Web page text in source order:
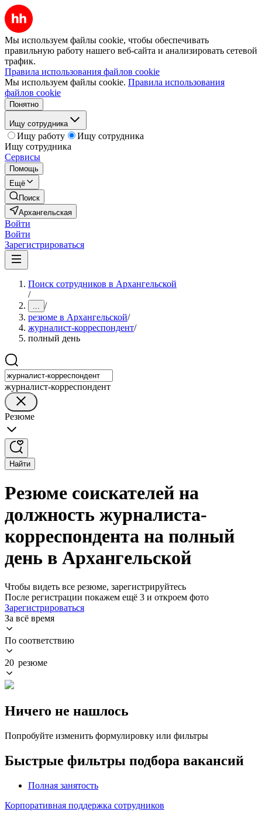
Мы используем файлы cookie, чтобы обеспечивать
правильную работу нашего веб-сайта и анализировать сетевой
трафик.
Правила использования файлов cookie
Мы используем файлы cookie. Правила использования
файлов cookie
Понятно
Ищу сотрудника
Ищу работу
Ищу сотрудника
Ищу сотрудника
Сервисы
Помощь
Ещё
Поиск
Архангельская
Войти
Войти
Зарегистрироваться
Поиск сотрудников в Архангельской
/
... /
резюме в Архангельской/
журналист-корреспондент/
полный день
журналист-корреспондент
Резюме
Найти
Резюме соискателей на
должность журналиста-
корреспондента на полный
день в Архангельской
Чтобы видеть все резюме, зарегистрируйтесь
После регистрации покажем ещё 3 и откроем фото
Зарегистрироваться
За всё время
По соответствию
20 резюме
Ничего не нашлось
Попробуйте изменить формулировку или фильтры
Быстрые фильтры подбора вакансий
Полная занятость
Корпоративная поддержка сотрудников